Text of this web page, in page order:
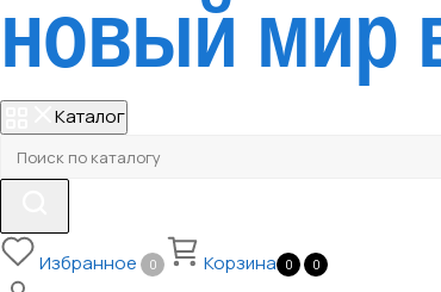
Каталог
Избранное 0 Корзина 0 0